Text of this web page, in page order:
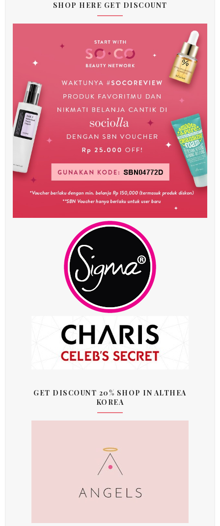
SHOP HERE GET DISCOUNT
GET DISCOUNT 20% SHOP IN ALTHEA
KOREA